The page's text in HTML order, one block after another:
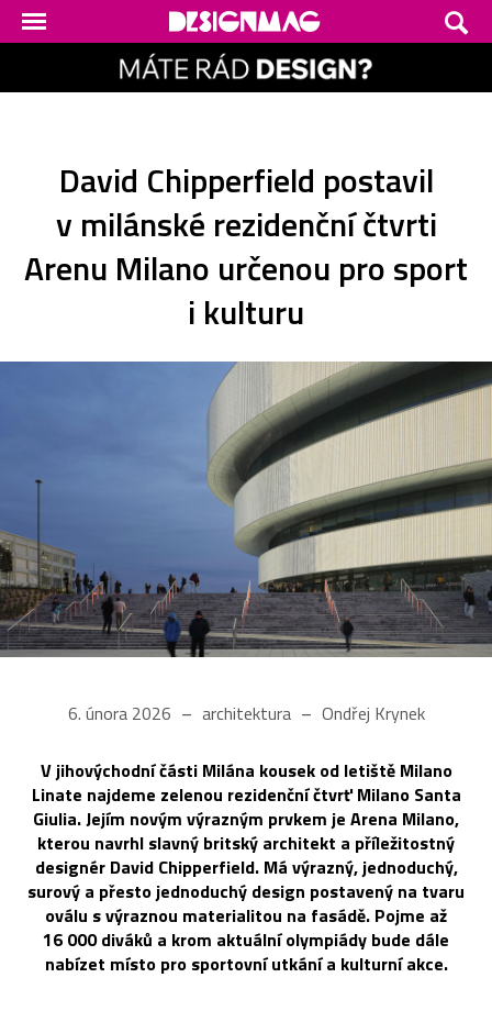
David Chipperfield postavil
v milánské rezidenční čtvrti
Arenu Milano určenou pro sport
i kulturu
6. února 2026 architektura Ondřej Krynek
V jihovýchodní části Milána kousek od letiště Milano
Linate najdeme zelenou rezidenční čtvrť Milano Santa
Giulia. Jejím novým výrazným prvkem je Arena Milano,
kterou navrhl slavný britský architekt a příležitostný
designér David Chipperfield. Má výrazný, jednoduchý,
surový a přesto jednoduchý design postavený na tvaru
oválu s výraznou materialitou na fasádě. Pojme až
16 000 diváků a krom aktuální olympiády bude dále
nabízet místo pro sportovní utkání a kulturní akce.